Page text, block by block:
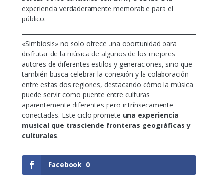
experiencia verdaderamente memorable para el
público.
«Simbiosis» no solo ofrece una oportunidad para
disfrutar de la música de algunos de los mejores
autores de diferentes estilos y generaciones, sino que
también busca celebrar la conexión y la colaboración
entre estas dos regiones, destacando cómo la música
puede servir como puente entre culturas
aparentemente diferentes pero intrínsecamente
conectadas. Este ciclo promete una experiencia
musical que trasciende fronteras geográficas y
culturales.
Facebook 0